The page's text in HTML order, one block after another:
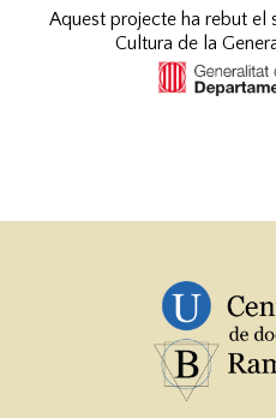
Aquest projecte ha rebut
Cultura de la